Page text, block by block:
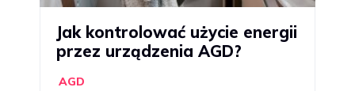
Jak kontrolować użycie energii
przez urządzenia AGD?
AGD